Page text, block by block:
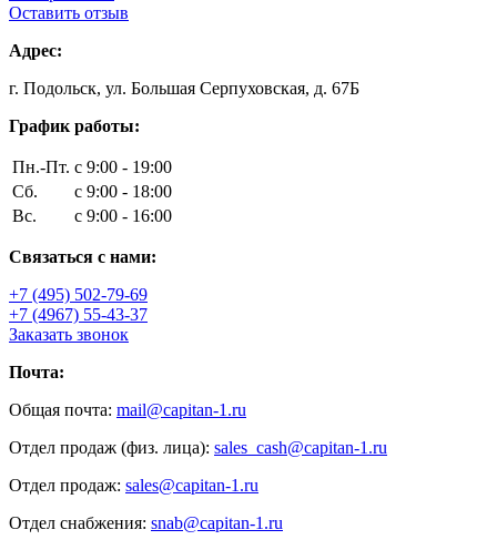
Оставить отзыв
Адрес:
г. Подольск, ул. Большая Серпуховская, д. 67Б
График работы:
Пн.-Пт. с 9:00 - 19:00
Сб.
с 9:00 - 18:00
Вс.
с 9:00 - 16:00
Связаться с нами:
+7 (495) 502-79-69
+7 (4967) 55-43-37
Заказать звонок
Почта:
Общая почта: mail@capitan-1.ru
Отдел продаж (физ. лица): sales_cash@capitan-1.ru
Отдел продаж: sales@capitan-1.ru
Отдел снабжения: snab@capitan-1.ru